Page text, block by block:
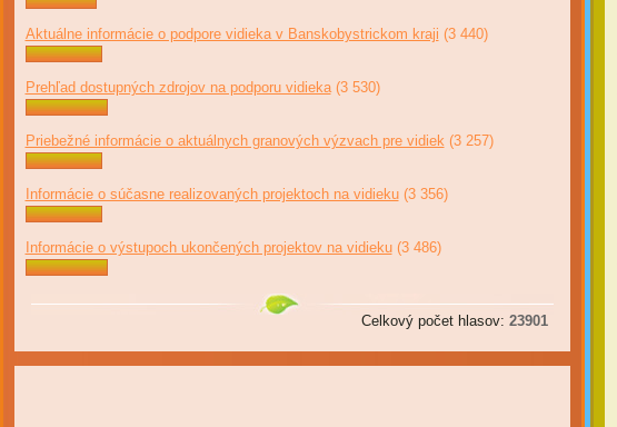
Aktuálne informácie o podpore vidieka v Banskobystrickom kraji (3 440)
Prehľad dostupných zdrojov na podporu vidieka (3 530)
Priebežné informácie o aktuálnych granových výzvach pre vidiek (3 257)
Informácie o súčasne realizovaných projektoch na vidieku (3 356)
Informácie o výstupoch ukončených projektov na vidieku (3 486)
Celkový počet hlasov: 23901